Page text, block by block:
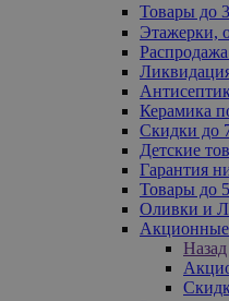
Товары до
Этажерки,
Распродажа
Керамика
Скидки до
Детские
Гарантия
Товары до
Оливки и
Назад